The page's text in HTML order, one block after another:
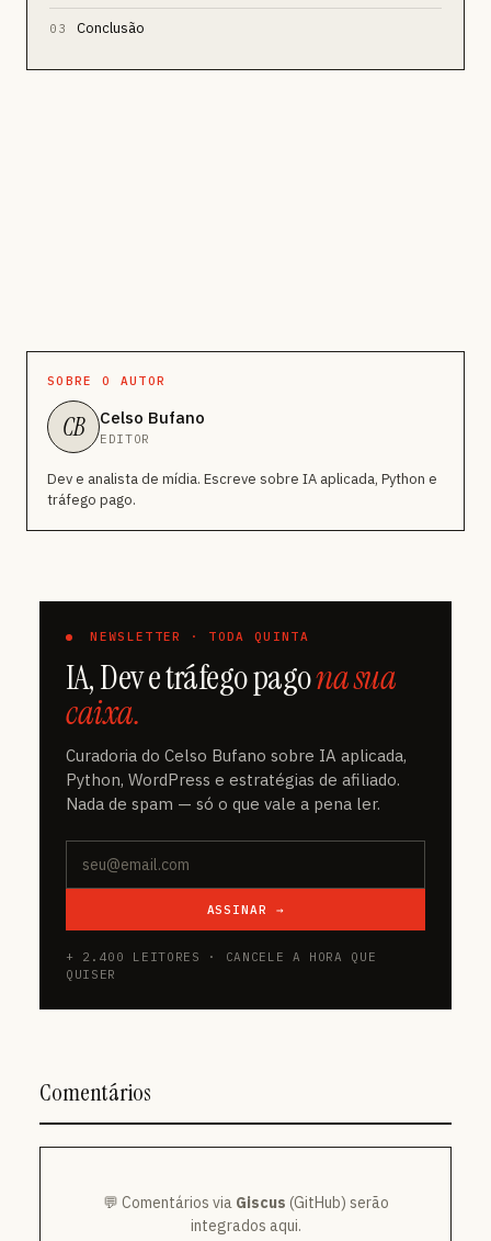
03 Conclusão
SOBRE O AUTOR
CB Celso Bufano
EDITOR
Dev e analista de mídia. Escreve sobre IA aplicada, Python e
tráfego pago.
NEWSLETTER · TODA QUINTA
IA, Dev e tráfego pagona sua
caixa.
Curadoria do Celso Bufano sobre IA aplicada,
Python, WordPress e estratégias de afiliado.
Nada de spam — só o que vale a pena ler.
ASSINAR →
+ 2.400 LEITORES · CANCELE A HORA QUE
QUISER
Comentários
💬 Comentários via Giscus (GitHub) serão
integrados aqui.